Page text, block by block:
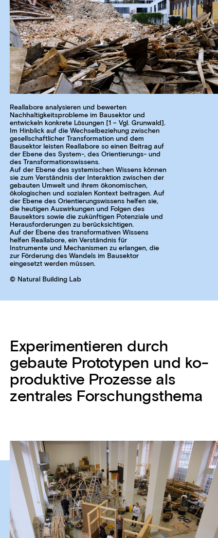
Reallabore analysieren und bewerten
Nachhaltigkeitsprobleme im Bausektor und
entwickeln konkrete Lösungen [1 – Vgl. Grunwald].
Im Hinblick auf die Wechselbeziehung zwischen
gesellschaftlicher Transformation und dem
Bausektor leisten Reallabore so einen Beitrag auf
der Ebene des System-, des Orientierungs- und
des Transformationswissens.
Auf der Ebene des systemischen Wissens können
sie zum Verständnis der Interaktion zwischen der
gebauten Umwelt und ihrem ökonomischen,
ökologischen und sozialen Kontext beitragen. Auf
der Ebene des Orientierungswissens helfen sie,
die heutigen Auswirkungen und Folgen des
Bausektors sowie die zukünftigen Potenziale und
Herausforderungen zu berücksichtigen.
Auf der Ebene des transformativen Wissens
helfen Reallabore, ein Verständnis für
Instrumente und Mechanismen zu erlangen, die
zur Förderung des Wandels im Bausektor
eingesetzt werden müssen.
© Natural Building Lab
Experimentieren durch
gebaute Prototypen und ko-
produktive Prozesse als
zentrales Forschungsthema